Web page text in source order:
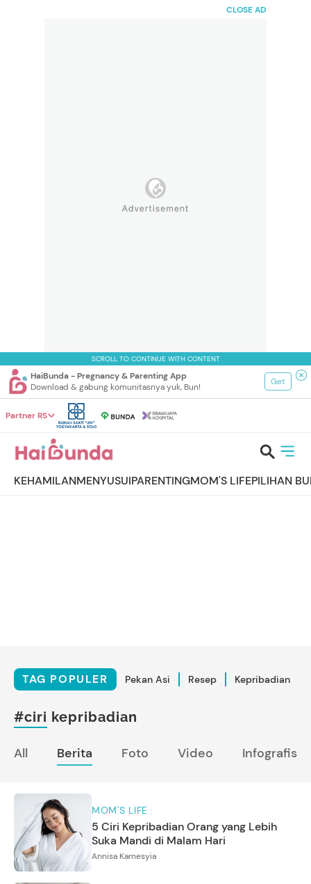
CLOSE AD
SCROLL TO CONTINUE WITH CONTENT
HaiBunda - Pregnancy & Parenting App
Download & gabung komunitasnya yuk, Bun!
Get
Partner RS
KEHAMILANMENYUSUIPARENTINGMOM'S LIFEPILIHAN
TAG POPULER Pekan Asi Resep Kepribadian
#ciri kepribadian
All Berita Foto Video Infografis
MOM'S LIFE
5 Ciri Kepribadian Orang yang Lebih
Suka Mandi di Malam Hari
Annisa Karnesyia